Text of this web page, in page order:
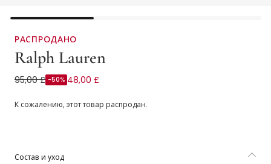
РАСПРОДАНО
Ralph Lauren
Свитшот синий с мишкой-моряком Поло для мальчиков
95,00 £ -50% 48,00 £
К сожалению, этот товар распродан.
Состав и уход